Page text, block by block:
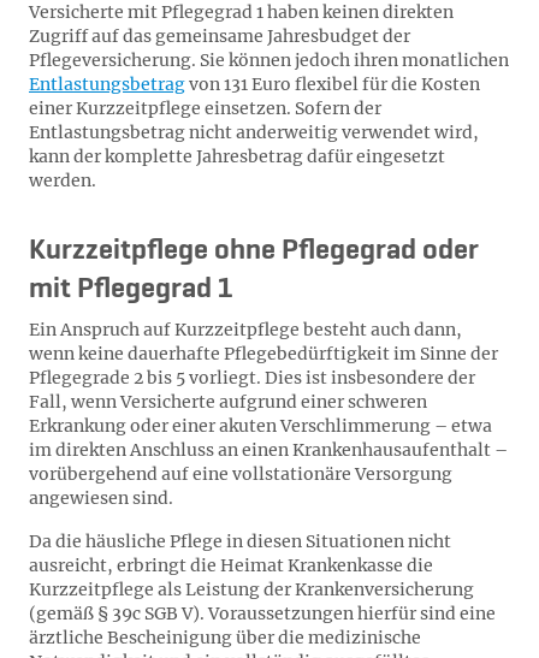
Versicherte mit Pflegegrad 1 haben keinen direkten
Zugriff auf das gemeinsame Jahresbudget der
Pflegeversicherung. Sie können jedoch ihren monatlichen
Entlastungsbetragvon 131 Euro flexibel für die Kosten
einer Kurzzeitpflege einsetzen. Sofern der
Entlastungsbetrag nicht anderweitig verwendet wird,
kann der komplette Jahresbetrag dafür eingesetzt
werden.
Kurzzeitpflege ohne Pflegegrad oder
mit Pflegegrad 1
Ein Anspruch auf Kurzzeitpflege besteht auch dann,
wenn keine dauerhafte Pflegebedürftigkeit im Sinne der
Pflegegrade 2 bis 5 vorliegt. Dies ist insbesondere der
Fall, wenn Versicherte aufgrund einer schweren
Erkrankung oder einer akuten Verschlimmerung – etwa
im direkten Anschluss an einen Krankenhausaufenthalt –
vorübergehend auf eine vollstationäre Versorgung
angewiesen sind.
Da die häusliche Pflege in diesen Situationen nicht
ausreicht, erbringt die Heimat Krankenkasse die
Kurzzeitpflege als Leistung der Krankenversicherung
(gemäß § 39c SGB V). Voraussetzungen hierfür sind eine
ärztliche Bescheinigung über die medizinische